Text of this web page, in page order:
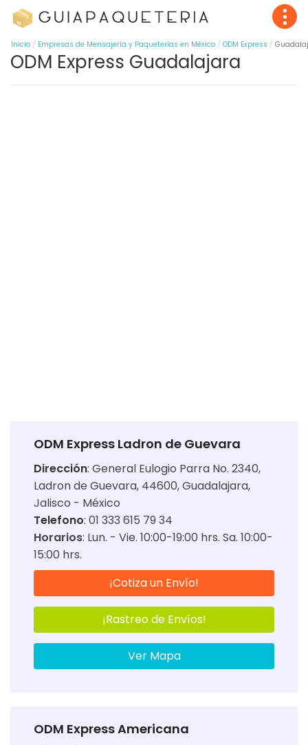
Inicio Empresas de Mensajería y Paqueterías en México ODM Express
ODM Express Guadalajara
ODM Express Ladron de Guevara
Dirección: General Eulogio Parra No. 2340,
Ladron de Guevara, 44600, Guadalajara,
Jalisco - México
Telefono: 01 333 615 79 34
Horarios: Lun. - Vie. 10:00-19:00 hrs. Sa. 10:00-
15:00 hrs.
¡Cotiza un Envío!
¡Rastreo de Envíos!
Ver Mapa
ODM Express Americana